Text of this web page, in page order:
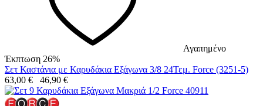
Αγαπημένο
Έκπτωση 26%
Σετ Καστάνια με Καρυδάκια Εξάγωνα 3/8 24Τεμ. Force (3251-5)
63,00 € 46,90 €